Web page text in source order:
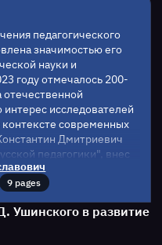
педагогического
значимостью его
науки и
году отмечалось 200-
отечественной
интерес исследователей
современных
Дмитриевич
педагогики", внес
национальной
научных основ
является всесторонний
К.Д. Ушинского и
9 pages
Ушинского в развитие